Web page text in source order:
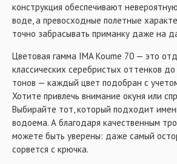
конструкция обеспечивают
воде, а превосходные полетные
точно забрасывать приманку даже на
Цветовая гамма IMA Koume 70 — это
классических серебристых оттенков
тонов — каждый цвет подобран с
Хотите привлечь внимание окуня или
Выбирайте тот, который подходит
водоема. А благодаря качественным
можете быть уверены: даже самый
сорвется с крючка.